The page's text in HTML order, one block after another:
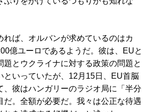
ば、オルバンが求めているのはカ
億ユーロであるようだ。彼は、EUと
題とウクライナに対する政策の問題と
といっていたが、12月15日、EU首脳
、彼はハンガリーのラジオ局に「半分
だ。全額が必要だ。我々は公正な待遇